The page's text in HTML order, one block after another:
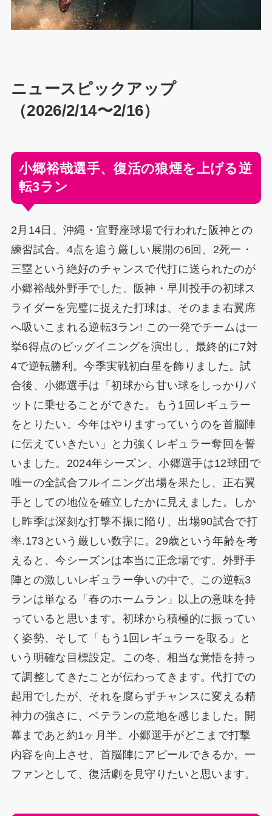
ニュースピックアップ
（2026/2/14〜2/16）
小郷裕哉選手、復活の狼煙を上げる逆
転3ラン
2月14日、沖縄・宜野座球場で行われた阪神との
練習試合。4点を追う厳しい展開の6回、2死一・
三塁という絶好のチャンスで代打に送られたのが
小郷裕哉外野手でした。阪神・早川投手の初球ス
ライダーを完璧に捉えた打球は、そのまま右翼席
へ吸いこまれる逆転3ラン! この一発でチームは一
挙6得点のビッグイニングを演出し、最終的に7対
4で逆転勝利。今季実戦初白星を飾りました。試
合後、小郷選手は「初球から甘い球をしっかりバ
ットに乗せることができた。もう1回レギュラー
をとりたい。今年はやりますっていうのを首脳陣
に伝えていきたい」と力強くレギュラー奪回を誓
いました。2024年シーズン、小郷選手は12球団で
唯一の全試合フルイニング出場を果たし、正右翼
手としての地位を確立したかに見えました。しか
し昨季は深刻な打撃不振に陥り、出場90試合で打
率.173という厳しい数字に。29歳という年齢を考
えると、今シーズンは本当に正念場です。外野手
陣との激しいレギュラー争いの中で、この逆転3
ランは単なる「春のホームラン」以上の意味を持
っていると思います。初球から積極的に振ってい
く姿勢、そして「もう1回レギュラーを取る」と
いう明確な目標設定。この冬、相当な覚悟を持っ
て調整してきたことが伝わってきます。代打での
起用でしたが、それを腐らずチャンスに変える精
神力の強さに、ベテランの意地を感じました。開
幕まであと約1ヶ月半。小郷選手がどこまで打撃
内容を向上させ、首脳陣にアピールできるか。一
ファンとして、復活劇を見守りたいと思います。